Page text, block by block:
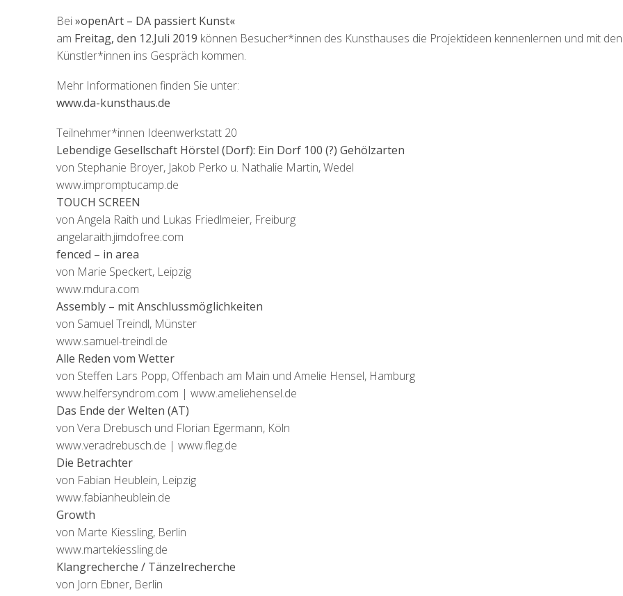
Bei»openArt – DA passiert Kunst«
am Freitag, den 12.Juli 2019 können Besucher*innen des Kunsthauses die Projektideen kennenlernen und mit den
Künstler*innen ins Gespräch kommen.
Mehr Informationen finden Sie unter:
www.da-kunsthaus.de
Teilnehmer*innen Ideenwerkstatt 20
Lebendige Gesellschaft Hörstel (Dorf): Ein Dorf 100 (?) Gehölzarten
von Stephanie Broyer, Jakob Perko u. Nathalie Martin, Wedel
www.impromptucamp.de
TOUCH SCREEN
von Angela Raith und Lukas Friedlmeier, Freiburg
angelaraith.jimdofree.com
fenced – in area
von Marie Speckert, Leipzig
www.mdura.com
Assembly – mit Anschlussmöglichkeiten
von Samuel Treindl, Münster
www.samuel-treindl.de
Alle Reden vom Wetter
von Steffen Lars Popp, Offenbach am Main und Amelie Hensel, Hamburg
www.helfersyndrom.com | www.ameliehensel.de
Das Ende der Welten (AT)
von Vera Drebusch und Florian Egermann, Köln
www.veradrebusch.de | www.fleg.de
Die Betrachter
von Fabian Heublein, Leipzig
www.fabianheublein.de
Growth
von Marte Kiessling, Berlin
www.martekiessling.de
Klangrecherche / Tänzelrecherche
von Jorn Ebner, Berlin